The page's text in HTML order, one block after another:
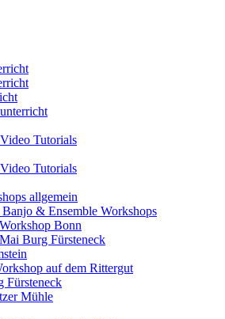
Tutorials
Tutorials
allgemein
& Ensemble Workshops
Bonn
Burg Fürsteneck
auf dem Rittergut
Fürsteneck
Mühle